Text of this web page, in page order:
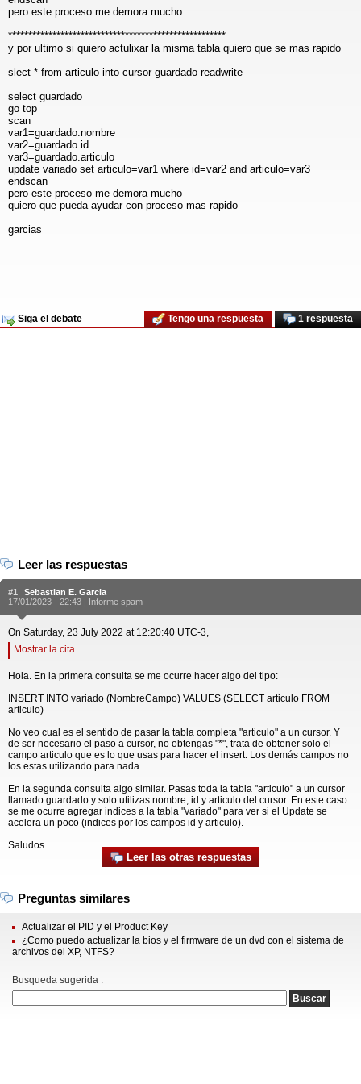
pero este proceso me demora mucho
******************************************************
y por ultimo si quiero actulixar la misma tabla quiero que se mas rapido
slect * from articulo into cursor guardado readwrite
select guardado
go top
scan
var1=guardado.nombre
var2=guardado.id
var3=guardado.articulo
update variado set articulo=var1 where id=var2 and articulo=var3
endscan
pero este proceso me demora mucho
quiero que pueda ayudar con proceso mas rapido
garcias
Siga el debate 1 respuesta
Tengo una respuesta
Leer las respuestas
#1
Sebastian E. Garcia
17/01/2023 - 22:43 | Informe spam
On Saturday, 23 July 2022 at 12:20:40 UTC-3,
Mostrar la cita
Hola. En la primera consulta se me ocurre hacer algo del tipo:
INSERT INTO variado (NombreCampo) VALUES (SELECT articulo FROM
articulo)
No veo cual es el sentido de pasar la tabla completa "articulo" a un cursor. Y
de ser necesario el paso a cursor, no obtengas "*", trata de obtener solo el
campo articulo que es lo que usas para hacer el insert. Los demás campos no
los estas utilizando para nada.
En la segunda consulta algo similar. Pasas toda la tabla "articulo" a un cursor
llamado guardado y solo utilizas nombre, id y articulo del cursor. En este caso
se me ocurre agregar indices a la tabla "variado" para ver si el Update se
acelera un poco (indices por los campos id y articulo).
Saludos.
Leer las otras respuestas
Preguntas similares
Actualizar el PID y el Product Key
¿Como puedo actualizar la bios y el firmware de un dvd con el sistema de
archivos del XP, NTFS?
Busqueda sugerida :